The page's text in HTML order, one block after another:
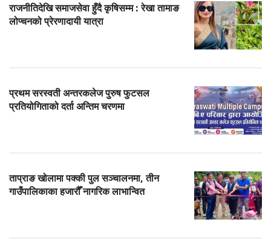
राजनीतिदेखि समाजसेवा हुँदै कृषिसम्म : रेखा तामाङ
लोप्चनको प्रेरणादायी यात्रा
प्रथम सरस्वती अन्तरकलेज पुरुष फुटसल
प्रतियोगिताको दर्ता अन्तिम चरणमा
ताप्राङ खोलामा पक्की पुल सञ्चालनमा, तीन
गाउँपालिकाका हजारौँ नागरिक लाभान्वित